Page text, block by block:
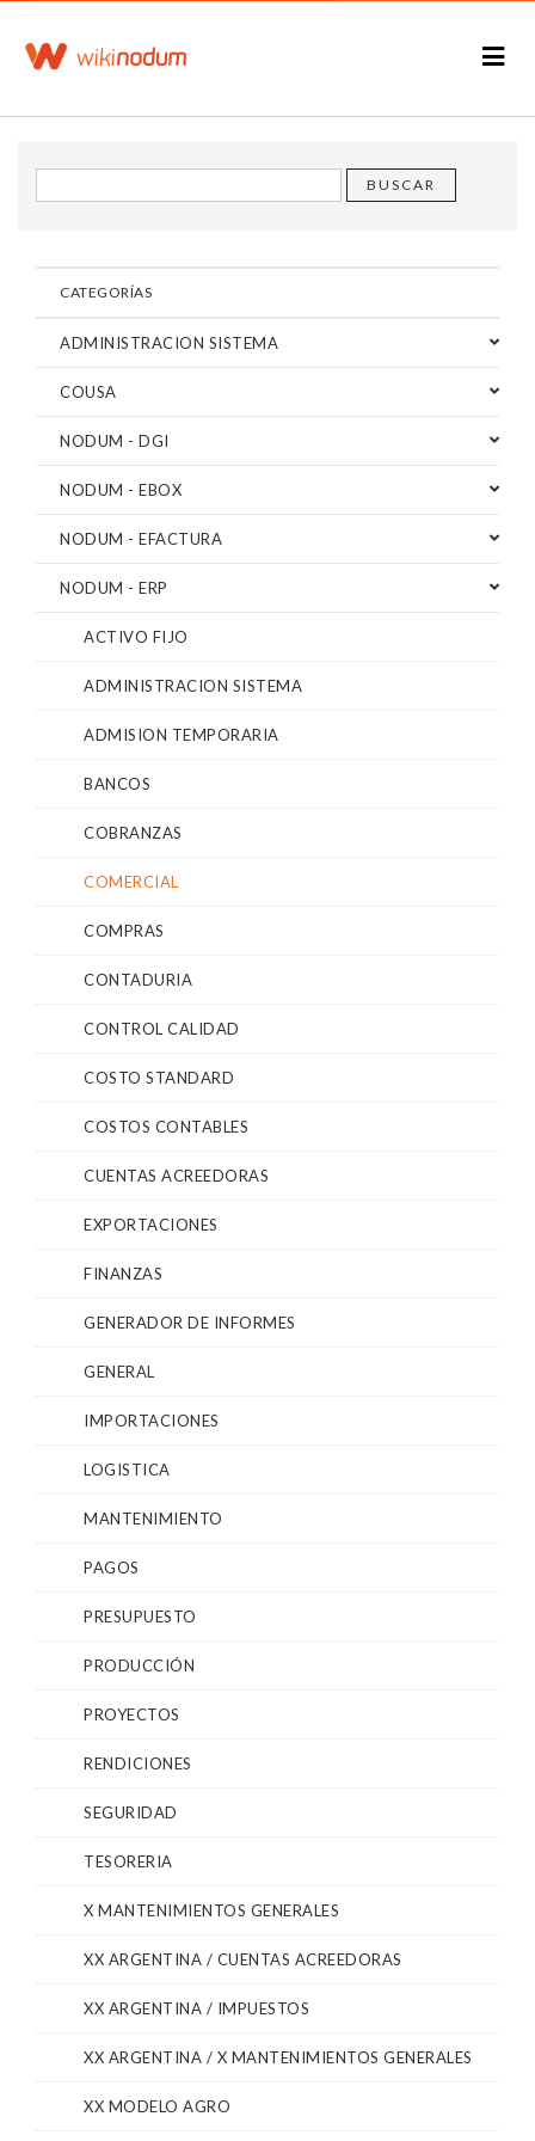
CATEGORÍAS
ADMINISTRACION SISTEMA
COUSA
NODUM - DGI
NODUM - EBOX
NODUM - EFACTURA
NODUM - ERP
ACTIVO FIJO
ADMINISTRACION SISTEMA
ADMISION TEMPORARIA
BANCOS
COBRANZAS
COMERCIAL
COMPRAS
CONTADURIA
CONTROL CALIDAD
COSTO STANDARD
COSTOS CONTABLES
CUENTAS ACREEDORAS
EXPORTACIONES
FINANZAS
GENERADOR DE INFORMES
GENERAL
IMPORTACIONES
LOGISTICA
MANTENIMIENTO
PAGOS
PRESUPUESTO
PRODUCCIÓN
PROYECTOS
RENDICIONES
SEGURIDAD
TESORERIA
X MANTENIMIENTOS GENERALES
XX ARGENTINA / CUENTAS ACREEDORAS
XX ARGENTINA / IMPUESTOS
XX ARGENTINA / X MANTENIMIENTOS GENERALES
XX MODELO AGRO